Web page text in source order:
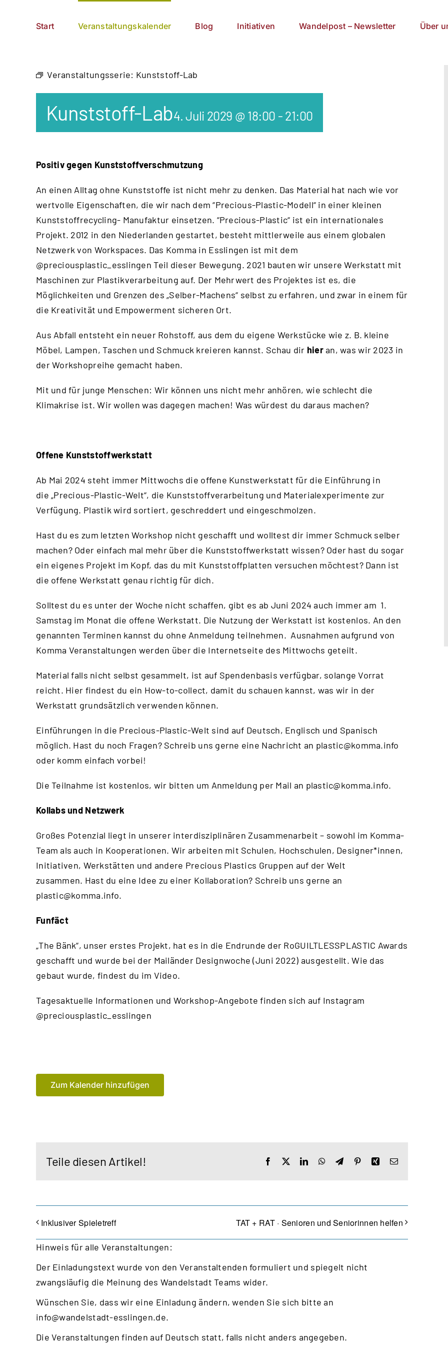
Start Veranstaltungskalender Blog Initiativen Wandelpost – Newsletter Über
Veranstaltungsserie: Kunststoff-Lab
Kunststoff-Lab4. Juli 2029 @ 18:00 - 21:00
Positiv gegen Kunststoffverschmutzung
An einen Alltag ohne Kunststoffe ist nicht mehr zu denken. Das Material hat nach wie vor
wertvolle Eigenschaften, die wir nach dem “Precious-Plastic-Modell“ in einer kleinen
Kunststoffrecycling- Manufaktur einsetzen. “Precious-Plastic“ ist ein internationales
Projekt. 2012 in den Niederlanden gestartet, besteht mittlerweile aus einem globalen
Netzwerk von Workspaces. Das Komma in Esslingen ist mit dem
@preciousplastic_esslingen Teil dieser Bewegung. 2021 bauten wir unsere Werkstatt mit
Maschinen zur Plastikverarbeitung auf. Der Mehrwert des Projektes ist es, die
Möglichkeiten und Grenzen des „Selber-Machens“ selbst zu erfahren, und zwar in einem für
die Kreativität und Empowerment sicheren Ort.
Aus Abfall entsteht ein neuer Rohstoff, aus dem du eigene Werkstücke wie z. B. kleine
Möbel, Lampen, Taschen und Schmuck kreieren kannst. Schau dir hieran, was wir 2023 in
der Workshopreihe gemacht haben.
Mit und für junge Menschen: Wir können uns nicht mehr anhören, wie schlecht die
Klimakrise ist. Wir wollen was dagegen machen! Was würdest du daraus machen?
Offene Kunststoffwerkstatt
Ab Mai 2024 steht immer Mittwochs die offene Kunstwerkstatt für die Einführung in
die „Precious-Plastic-Welt“, die Kunststoffverarbeitung und Materialexperimente zur
Verfügung. Plastik wird sortiert, geschreddert und eingeschmolzen.
Hast du es zum letzten Workshop nicht geschafft und wolltest dir immer Schmuck selber
machen? Oder einfach mal mehr über die Kunststoffwerkstatt wissen? Oder hast du sogar
ein eigenes Projekt im Kopf, das du mit Kunststoffplatten versuchen möchtest? Dann ist
die offene Werkstatt genau richtig für dich.
Solltest du es unter der Woche nicht schaffen, gibt es ab Juni 2024 auch immer am 1.
Samstag im Monat die offene Werkstatt. Die Nutzung der Werkstatt ist kostenlos. An den
genannten Terminen kannst du ohne Anmeldung teilnehmen. Ausnahmen aufgrund von
Komma Veranstaltungen werden über die Internetseite des Mittwochs geteilt.
Material falls nicht selbst gesammelt, ist auf Spendenbasis verfügbar, solange Vorrat
reicht. Hier findest du ein How-to-collect, damit du schauen kannst, was wir in der
Werkstatt grundsätzlich verwenden können.
Einführungen in die Precious-Plastic-Welt sind auf Deutsch, Englisch und Spanisch
möglich. Hast du noch Fragen? Schreib uns gerne eine Nachricht an plastic@komma.info
oder komm einfach vorbei!
Die Teilnahme ist kostenlos, wir bitten um Anmeldung per Mail an plastic@komma.info.
Kollabs und Netzwerk
Großes Potenzial liegt in unserer interdisziplinären Zusammenarbeit – sowohl im Komma-
Team als auch in Kooperationen. Wir arbeiten mit Schulen, Hochschulen, Designer*innen,
Initiativen, Werkstätten und andere Precious Plastics Gruppen auf der Welt
zusammen. Hast du eine Idee zu einer Kollaboration? Schreib uns gerne an
plastic@komma.info.
Funfäct
„The Bänk“, unser erstes Projekt, hat es in die Endrunde der RoGUILTLESSPLASTIC Awards
geschafft und wurde bei der Mailänder Designwoche (Juni 2022) ausgestellt. Wie das
gebaut wurde, findest du im Video.
Tagesaktuelle Informationen und Workshop-Angebote finden sich auf Instagram
@preciousplastic_esslingen
Zum Kalender hinzufügen
Teile diesen Artikel! Facebook LinkedInWhatsApp
TelegramPinterestXingE-
Inklusiver Spieletreff TAT + RAT · Senioren und Seniorinnen helfen
Hinweis für alle Veranstaltungen:
Der Einladungstext wurde von den Veranstaltenden formuliert und spiegelt nicht
zwangsläufig die Meinung des Wandelstadt Teams wider.
Wünschen Sie, dass wir eine Einladung ändern, wenden Sie sich bitte an
info@wandelstadt-esslingen.de.
Die Veranstaltungen finden auf Deutsch statt, falls nicht anders angegeben.